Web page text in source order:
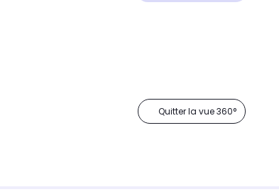
Quitter la vue 360°